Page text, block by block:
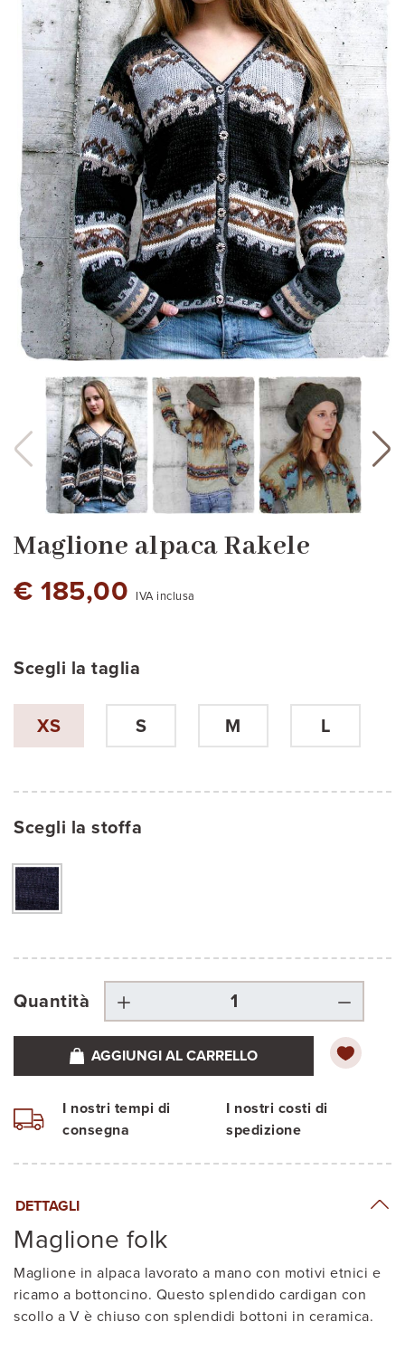
Maglione alpaca Rakele
€ 185,00 IVA inclusa
Scegli la taglia
XS S M L
Scegli la stoffa
Grigio antracite
Quantità
AGGIUNGI AL CARRELLO
I nostri tempi di
consegna
I nostri costi di
spedizione
DETTAGLI
Maglione folk
Maglione in alpaca lavorato a mano con motivi etnici e
ricamo a bottoncino. Questo splendido cardigan con
scollo a V è chiuso con splendidi bottoni in ceramica.